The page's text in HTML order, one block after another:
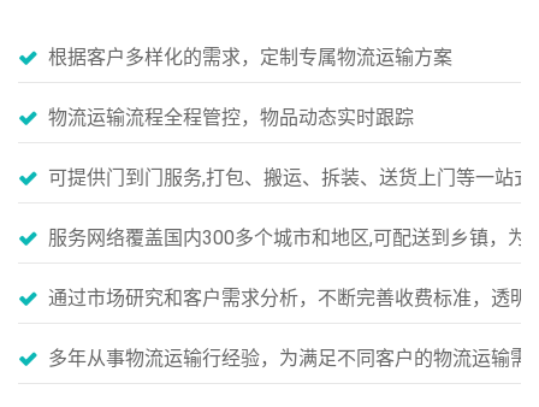
根据客户多样化的需求，定制专属物流运输方案
物流运输流程全程管控，物品动态实时跟踪
可提供门到门服务,打包、搬运、拆装、送货上门等一站
服务网络覆盖国内300多个城市和地区,可配送到乡镇，为
通过市场研究和客户需求分析，不断完善收费标准，透明
多年从事物流运输行经验，为满足不同客户的物流运输